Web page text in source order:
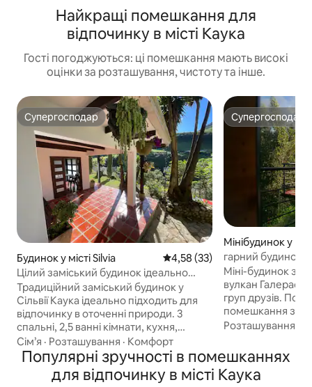
Найкращі помешкання для
відпочинку в місті Каука
Гості погоджуються: ці помешкання мають високі
оцінки за розташування, чистоту та інше.
Супергосподар
Супергосподар
Будинок у місті Silvia Середня оцінка: 4,58 з 5,
4,58 (33)
Цілий заміський будинок ідеально
підходить для відпочинку в Сільвії
Традиційний заміський будинок у
Сільвії Каука ідеально підходить для
відпочинку в оточенні природи. 3
спальні, 2,5 ванні кімнати, кухня,
їдальня та вітальня. У ньому є місце
для приготування смаження або
приготування дров. Парковка для 2
автомобілів, але може вмістити
Сім’я · Розташування · Комфорт
Супергосподар
Супергосподар
Мінібудинок у
гарний
унікальними
Міні-будинок з
вулкан Галерас,
груп друзів.
помешкання з
можна
грилем на
з панорамними
гамаком-
Розташування
Популярні зручності в помешканнях
для відпочинку в місті Каука